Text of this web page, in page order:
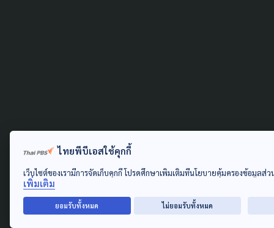
ไทยพีบีเอสใช้คุกกี้
เว็บไซต์ของเรามีการจัดเก็บคุกกี้ โปรดศึกษาเพิ่มเติมที่นโยบายคุ้มครองข้อมูลส่
เพิ่มเติม
ยอมรับทั้งหมด ไม่ยอมรับทั้งหมด